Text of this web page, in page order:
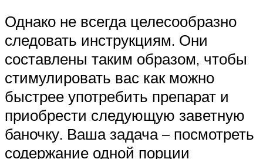
Однако не всегда целесообразно
следовать инструкциям. Они
составлены таким образом, чтобы
стимулировать вас как можно
быстрее употребить препарат и
приобрести следующую заветную
баночку. Ваша задача – посмотреть
содержание одной порции